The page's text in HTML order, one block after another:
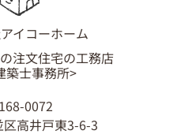
イコーホーム
注文住宅の工務店
築士事務所>
0072
区高井戸東3-6-3